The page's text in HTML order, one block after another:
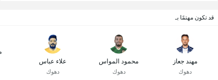
قد تكون مهتمًا بـ
مهند جعاز
دهوك
محمود المواس
دهوك
علاء عباس
دهوك